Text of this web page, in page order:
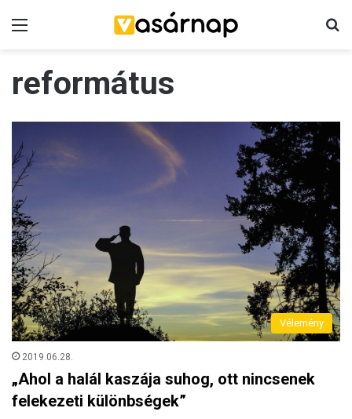
református
Vélemény
2019.06.28.
„Ahol a halál kaszája suhog, ott nincsenek
felekezeti különbségek”